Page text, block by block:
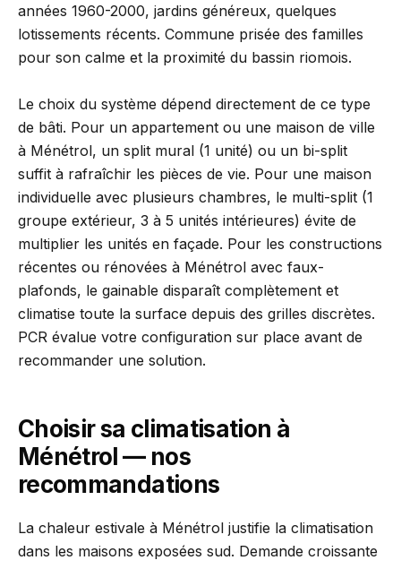
années 1960-2000, jardins généreux, quelques
lotissements récents. Commune prisée des familles
pour son calme et la proximité du bassin riomois.
Le choix du système dépend directement de ce type
de bâti. Pour un appartement ou une maison de ville
à Ménétrol, un split mural (1 unité) ou un bi-split
suffit à rafraîchir les pièces de vie. Pour une maison
individuelle avec plusieurs chambres, le multi-split (1
groupe extérieur, 3 à 5 unités intérieures) évite de
multiplier les unités en façade. Pour les constructions
récentes ou rénovées à Ménétrol avec faux-
plafonds, le gainable disparaît complètement et
climatise toute la surface depuis des grilles discrètes.
PCR évalue votre configuration sur place avant de
recommander une solution.
Choisir sa climatisation à
Ménétrol — nos
recommandations
La chaleur estivale à Ménétrol justifie la climatisation
dans les maisons exposées sud. Demande croissante